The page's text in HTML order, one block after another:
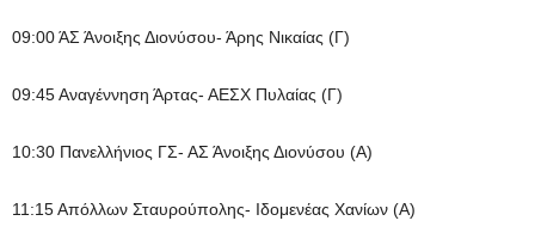
09:00 ΆΣ Άνοιξης Διονύσου- Άρης Νικαίας (Γ)
09:45 Αναγέννηση Άρτας- ΑΕΣΧ Πυλαίας (Γ)
10:30 Πανελλήνιος ΓΣ- ΑΣ Άνοιξης Διονύσου (Α)
11:15 Απόλλων Σταυρούπολης- Ιδομενέας Χανίων (Α)